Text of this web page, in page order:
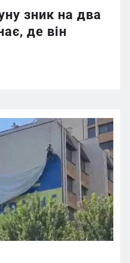
зник на два
де він